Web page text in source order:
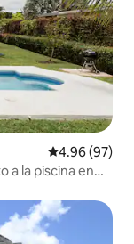
Calificación
4.96 (97)
a la piscina en